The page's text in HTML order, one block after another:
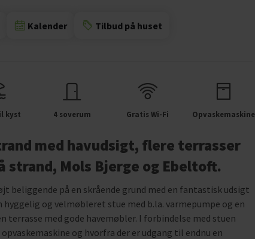
Kalender Tilbud på huset
kyst 4 soverum Gratis Wi-Fi Opvaskemaskine
med havudsigt, flere terrasser
Mols Bjerge og Ebeltoft.
på en skrående grund med en fantastisk udsigt
og velmøbleret stue med b.la. varmepumpe og en
terrasse med gode havemøbler. I forbindelse med stuen
og hvorfra der er udgang til endnu en